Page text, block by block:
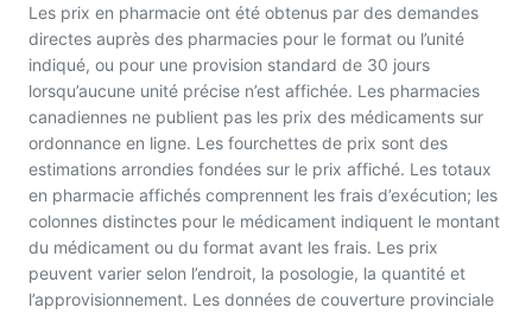
Les prix en pharmacie ont été obtenus par des demandes
directes auprès des pharmacies pour le format ou l’unité
indiqué, ou pour une provision standard de 30 jours
lorsqu’aucune unité précise n’est affichée. Les pharmacies
canadiennes ne publient pas les prix des médicaments sur
ordonnance en ligne. Les fourchettes de prix sont des
estimations arrondies fondées sur le prix affiché. Les totaux
en pharmacie affichés comprennent les frais d’exécution; les
colonnes distinctes pour le médicament indiquent le montant
du médicament ou du format avant les frais. Les prix
peuvent varier selon l’endroit, la posologie, la quantité et
l’approvisionnement. Les données de couverture provinciale